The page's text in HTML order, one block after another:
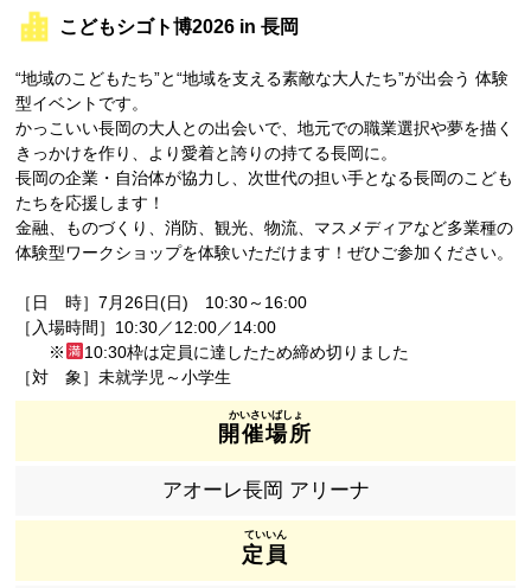
こどもシゴト博2026 in 長岡
“地域のこどもたち”と“地域を支える素敵な大人たち”が出会う 体験
型イベントです。
かっこいい長岡の大人との出会いで、地元での職業選択や夢を描く
きっかけを作り、より愛着と誇りの持てる長岡に。
長岡の企業・自治体が協力し、次世代の担い手となる長岡のこども
たちを応援します！
金融、ものづくり、消防、観光、物流、マスメディアなど多業種の
体験型ワークショップを体験いただけます！ぜひご参加ください。
［日 時］7月26日(日) 10:30～16:00
［入場時間］10:30／12:00／14:00
※
10:30枠は定員に達したため締め切りました
［対 象］未就学児～小学生
開催場所
アオーレ長岡 アリーナ
定員